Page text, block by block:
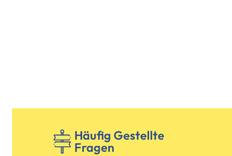
Häufig Gestellte
Fragen